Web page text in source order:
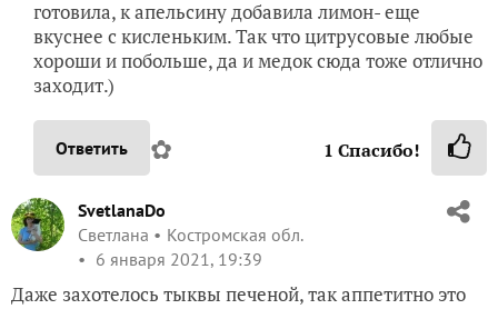
готовила, к апельсину добавила лимон- еще
вкуснее с кисленьким. Так что цитрусовые любые
хороши и побольше, да и медок сюда тоже отлично
заходит.)
Ответить ✿ 1 Спасибо!
SvetlanaDo
Светлана
Костромская обл.
6 января 2021, 19:39
Даже захотелось тыквы печеной, так аппетитно это